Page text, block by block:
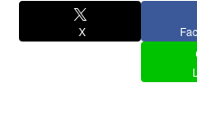
X